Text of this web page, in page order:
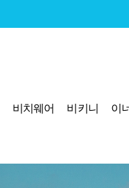
비치웨어 비키니 이